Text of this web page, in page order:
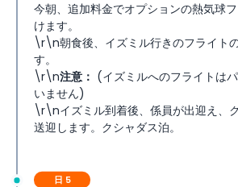
今朝、追加料金でオプションの熱気球
けます。
\r\n朝食後、イズミル行きのフライト
す。
\r\n注意： (イズミルへのフライトは
いません)
\r\nイズミル到着後、係員が出迎え、
送迎します。クシャダス泊。
日 5